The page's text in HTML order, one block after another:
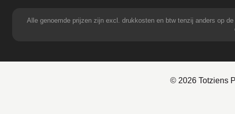
Alle genoemde prijzen zijn excl. drukkosten en btw tenzij anders op
© 2026 Totziens